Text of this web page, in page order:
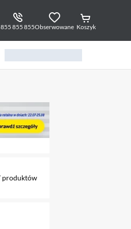
855 855 855Obserwowane Koszyk
produktów